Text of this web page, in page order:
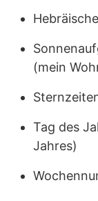
(mein
Tag des
Jahres)